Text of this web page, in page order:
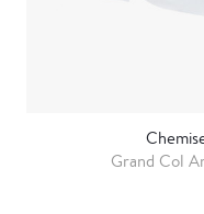
Grand Col